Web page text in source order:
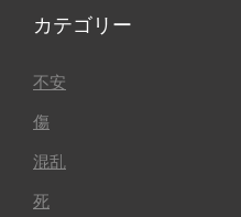
カテゴリー
不安
傷
混乱
死